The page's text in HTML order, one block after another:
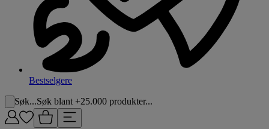
Bestselgere
Søk...Søk blant +25.000 produkter...